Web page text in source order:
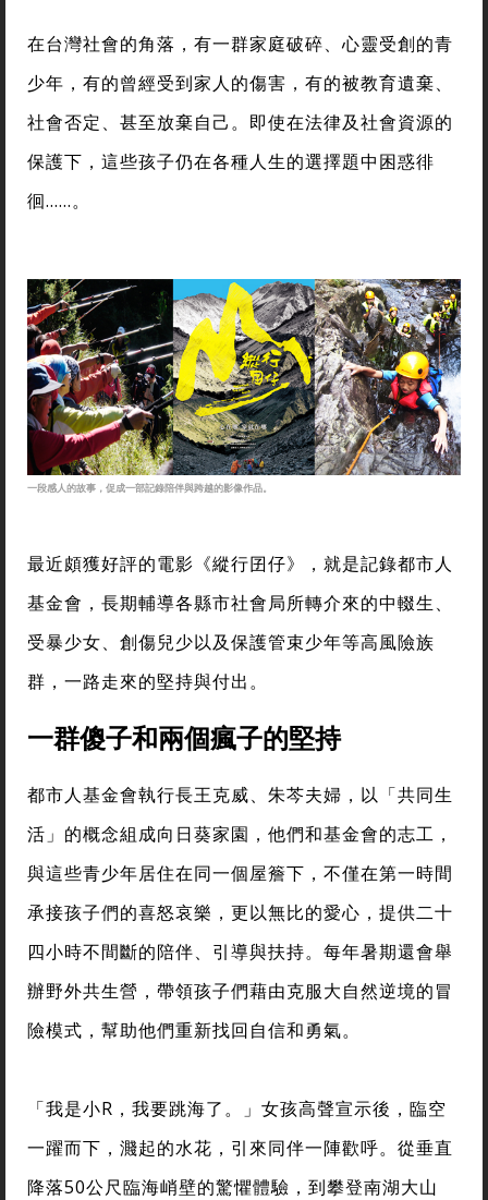
在台灣社會的角落，有一群家庭破碎、心靈受創的青
少年，有的曾經受到家人的傷害，有的被教育遺棄、
社會否定、甚至放棄自己。即使在法律及社會資源的
保護下，這些孩子仍在各種人生的選擇題中困惑徘
徊……。
一段感人的故事，促成一部記錄陪伴與跨越的影像作品。
最近頗獲好評的電影《縱行囝仔》，就是記錄都市人
基金會，長期輔導各縣市社會局所轉介來的中輟生、
受暴少女、創傷兒少以及保護管束少年等高風險族
群，一路走來的堅持與付出。
一群傻子和兩個瘋子的堅持
都市人基金會執行長王克威、朱芩夫婦，以「共同生
活」的概念組成向日葵家園，他們和基金會的志工，
與這些青少年居住在同一個屋簷下，不僅在第一時間
承接孩子們的喜怒哀樂，更以無比的愛心，提供二十
四小時不間斷的陪伴、引導與扶持。每年暑期還會舉
辦野外共生營，帶領孩子們藉由克服大自然逆境的冒
險模式，幫助他們重新找回自信和勇氣。
「我是小R，我要跳海了。」女孩高聲宣示後，臨空
一躍而下，濺起的水花，引來同伴一陣歡呼。從垂直
降落50公尺臨海峭壁的驚懼體驗，到攀登南湖大山